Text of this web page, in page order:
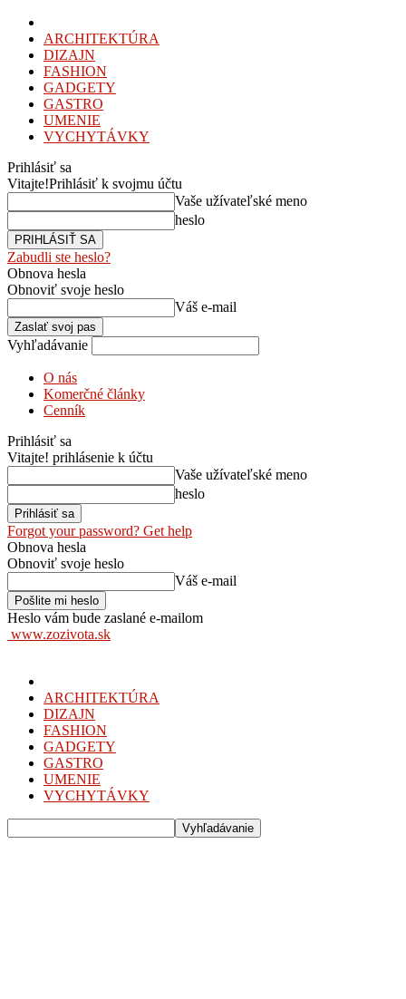
ARCHITEKTÚRA
DIZAJN
FASHION
GADGETY
GASTRO
UMENIE
VYCHYTÁVKY
Prihlásiť sa
Vitajte!Prihlásiť k svojmu účtu
Vaše užívateľské meno
heslo
Zabudli ste heslo?
Obnova hesla
Obnoviť svoje heslo
Váš e-mail
Vyhľadávanie
O nás
Komerčné články
Cenník
Prihlásiť sa
Vitajte! prihlásenie k účtu
Vaše užívateľské meno
heslo
Forgot your password? Get help
Obnova hesla
Obnoviť svoje heslo
Váš e-mail
Heslo vám bude zaslané e-mailom
www.zozivota.sk
ARCHITEKTÚRA
DIZAJN
FASHION
GADGETY
GASTRO
UMENIE
VYCHYTÁVKY